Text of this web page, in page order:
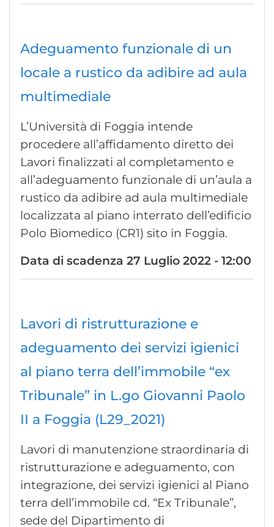
Adeguamento funzionale di un
locale a rustico da adibire ad aula
multimediale
L’Università di Foggia intende
procedere all’affidamento diretto dei
Lavori finalizzati al completamento e
all’adeguamento funzionale di un’aula a
rustico da adibire ad aula multimediale
localizzata al piano interrato dell’edificio
Polo Biomedico (CR1) sito in Foggia.
Data di scadenza 27 Luglio 2022 - 12:00
Lavori di ristrutturazione e
adeguamento dei servizi igienici
al piano terra dell’immobile “ex
Tribunale” in L.go Giovanni Paolo
II a Foggia (L29_2021)
Lavori di manutenzione straordinaria di
ristrutturazione e adeguamento, con
integrazione, dei servizi igienici al Piano
terra dell’immobile cd. “Ex Tribunale”,
sede del Dipartimento di